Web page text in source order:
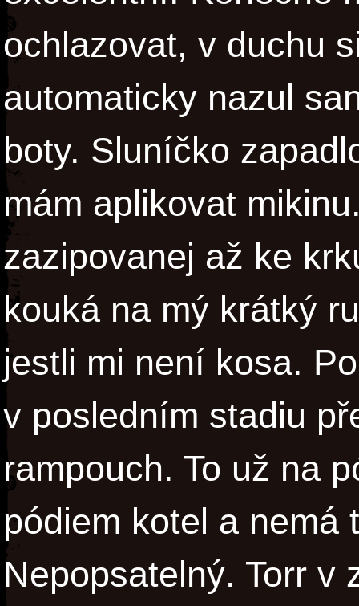
ochlazovat, v duchu
automaticky nazul
boty. Sluníčko
mám aplikovat
zazipovanej až ke
kouká na mý krátký
jestli mi není kosa.
v posledním stadiu
rampouch. To už na
pódiem kotel a nemá
Nepopsatelný. Torr v